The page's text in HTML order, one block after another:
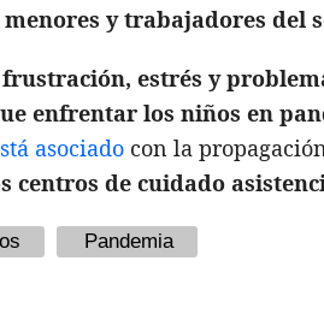
y trabajadores del
estrés y
enfrentar los niños en
asociado con la
centros de cuidado
Pandemia